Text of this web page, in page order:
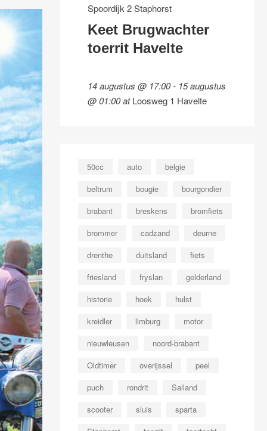
Spoordijk 2 Staphorst
Keet Brugwachter
toerrit Havelte
14 augustus @ 17:00- 15 augustus
@ 01:00atLoosweg 1 Havelte
50cc auto
belgie
beltrum
bougie
bourgondier
brabant
breskens
bromfiets
brommer
cadzand
deurne
drenthe
duitsland
fiets
friesland
fryslan
gelderland
historie
hoek
hulst
kreidler
limburg
motor
nieuwleusen
noord-brabant
Oldtimer
overijssel
peel
puch
rondrit
Salland
scooter
sluis
sparta